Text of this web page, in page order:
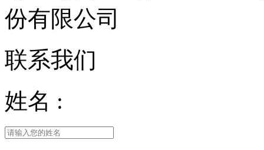
份有限公司
联系我们
姓名 :